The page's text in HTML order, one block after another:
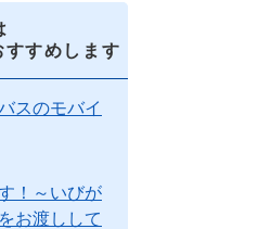
すすめします
スのモバイ
！～いびが
お渡しして